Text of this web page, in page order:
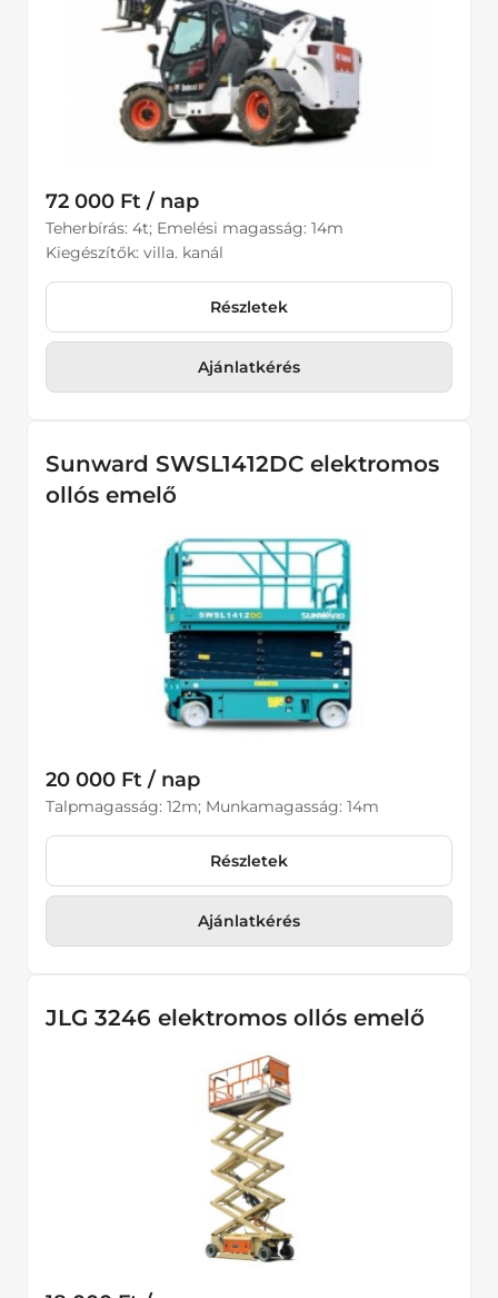
72 000 Ft / nap
Teherbírás: 4t; Emelési magasság: 14m
Kiegészítők: villa. kanál
Részletek
Ajánlatkérés
Sunward SWSL1412DC elektromos
ollós emelő
20 000 Ft / nap
Talpmagasság: 12m; Munkamagasság: 14m
Részletek
Ajánlatkérés
JLG 3246 elektromos ollós emelő